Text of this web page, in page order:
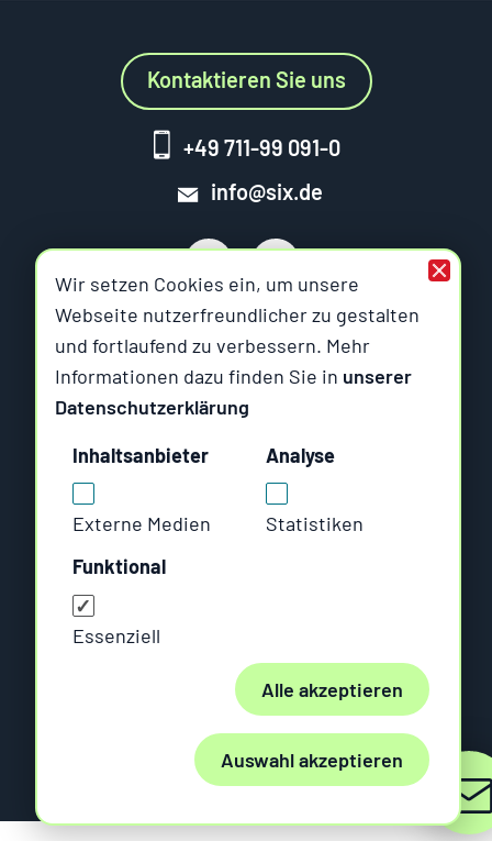
Six Offene Systeme
Am Wallgraben 99
Rungestraße 19
10179 Berlin
AGB
Cookie Manager
Kontaktieren Sie uns
+49 711-99 091-0
info@six.de
© Six Offene Systeme GmbH 1991-2026
Wir setzen Cookies ein, um unsere
Webseite nutzerfreundlicher zu gestalten
und fortlaufend zu verbessern. Mehr
Informationen dazu finden Sie in unserer
Datenschutzerklärung
Inhaltsanbieter
Externe Medien
Analyse
Statistiken
Funktional
Essenziell
Alle akzeptieren
Auswahl akzeptieren